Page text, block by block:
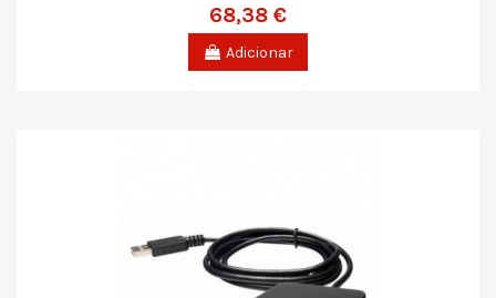
68,38 €
Adicionar